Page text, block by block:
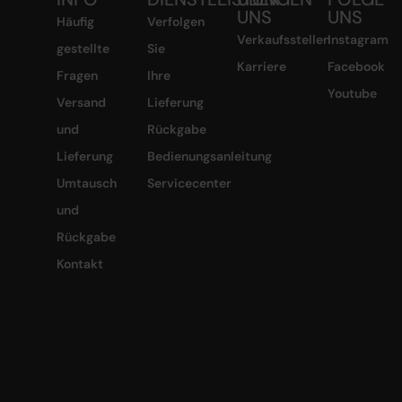
Häufig
gestellte
Fragen
Versand
und
Lieferung
Umtausch
und
Rückgabe
Kontakt
Verfolgen
Sie
Ihre
Lieferung
Rückgabe
Bedienungsanleitung
Servicecenter
UNS
Verkaufsstellen
Karriere
UNS
Instagram
Facebook
Youtube